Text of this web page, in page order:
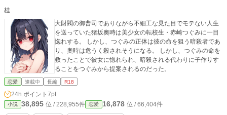
桂
大財閥の御曹司でありながら不細工な見た目でモテない人生
を送っていた猪坂奧時は美少女の転校生・赤崎つぐみに一目
惚れする。 しかし、つぐみの正体は彼の命を狙う暗殺者であ
り、奧時は危うく殺されそうになる。 しかし、つぐみの命を
救ったことで彼女に惚れられ、暗殺される代わりに子作りす
ることをつぐみから提案されるのだった。
恋愛 連載中 長編 R18
24h.ポイント 7pt
小説 38,895 位 / 228,955件 恋愛 16,878 位 / 66,404件